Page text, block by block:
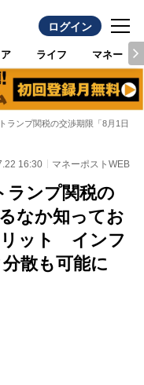
ログイン
ライフ マネー
ランプ関税の交渉期限「8月1日
16:30 マネーポストWEB
ランプ関税の
なか知ってお
リット インフ
散も可能に